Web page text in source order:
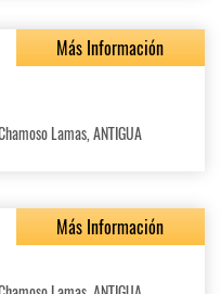
Más Información
Lamas, ANTIGUA
Más Información